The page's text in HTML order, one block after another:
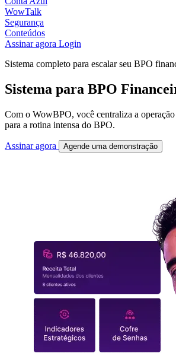
WowTalk
Segurança
Conteúdos
Assinar agora Login
Sistema completo para escalar seu BPO
Sistema para BPO
Com o WowBPO, você centraliza a operação
para a rotina intensa do BPO.
Assinar agora Agende uma demonstração